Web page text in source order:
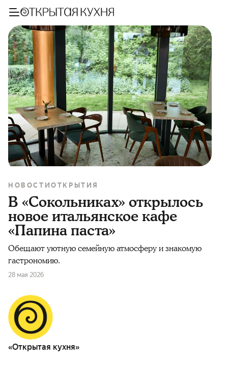
НОВОСТИОТКРЫТИЯ
В «Сокольниках» открылось
новое итальянское кафе
«Папина паста»
Обещают уютную семейную атмосферу и знакомую
гастрономию.
28 мая 2026
«Открытая кухня»